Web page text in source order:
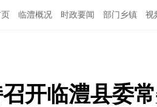
临澧概况 时政要闻 部门乡镇 视
开临澧县委